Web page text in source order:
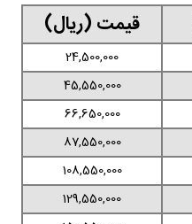
قیمت (ریال)
24,500,000
45,550,000
66,650,000
87,550,000
108,550,000
129,550,000